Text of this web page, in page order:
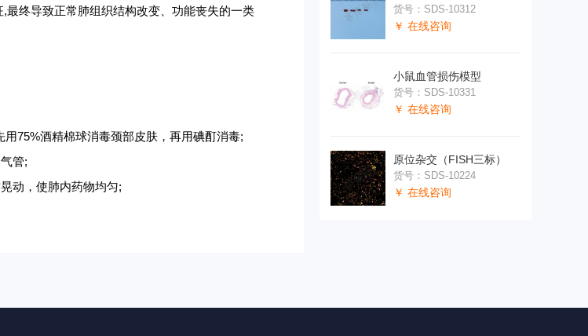
终导致正常肺组织结构改变、功能丧失的一类
75%酒精棉球消毒颈部皮肤，再用碘酊消毒;
管;
动，使肺内药物均匀;
货号：SDS-10312
￥ 在线咨询
小鼠血管损伤模型
货号：SDS-10331
￥ 在线咨询
原位杂交（FISH三标）
货号：SDS-10224
￥ 在线咨询